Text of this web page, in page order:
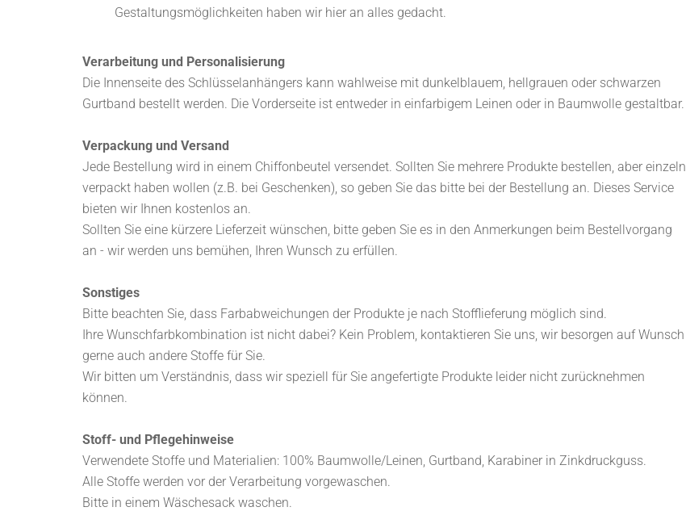
Gestaltungsmöglichkeiten haben wir hier an alles gedacht.
Verarbeitung und Personalisierung
Die Innenseite des Schlüsselanhängers kann wahlweise mit dunkelblauem, hellgrauen oder schwarzen
Gurtband bestellt werden. Die Vorderseite ist entweder in einfarbigem Leinen oder in Baumwolle gestaltbar.
Verpackung und Versand
Jede Bestellung wird in einem Chiffonbeutel versendet. Sollten Sie mehrere Produkte bestellen, aber einzeln
verpackt haben wollen (z.B. bei Geschenken), so geben Sie das bitte bei der Bestellung an. Dieses Service
bieten wir Ihnen kostenlos an.
Sollten Sie eine kürzere Lieferzeit wünschen, bitte geben Sie es in den Anmerkungen beim Bestellvorgang
an - wir werden uns bemühen, Ihren Wunsch zu erfüllen.
Sonstiges
Bitte beachten Sie, dass Farbabweichungen der Produkte je nach Stofflieferung möglich sind.
Ihre Wunschfarbkombination ist nicht dabei? Kein Problem, kontaktieren Sie uns, wir besorgen auf Wunsch
gerne auch andere Stoffe für Sie.
Wir bitten um Verständnis, dass wir speziell für Sie angefertigte Produkte leider nicht zurücknehmen
können.
Stoff- und Pflegehinweise
Verwendete Stoffe und Materialien: 100% Baumwolle/Leinen, Gurtband, Karabiner in Zinkdruckguss.
Alle Stoffe werden vor der Verarbeitung vorgewaschen.
Bitte in einem Wäschesack waschen.